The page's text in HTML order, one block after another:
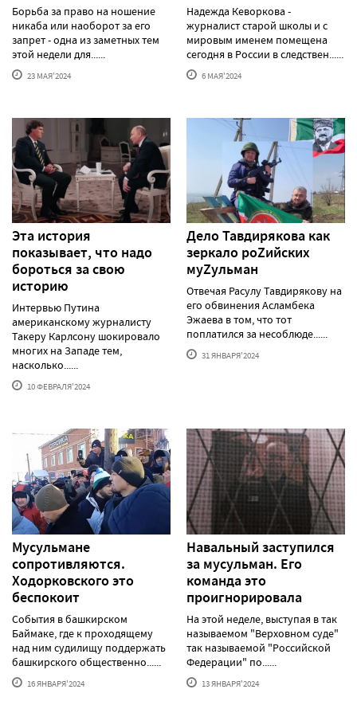
Борьба за право на ношение
никаба или наоборот за его
запрет - одна из заметных тем
этой недели для......
23 МАЯ'2024
Надежда Кеворкова -
журналист старой школы и с
мировым именем помещена
сегодня в России в следствен......
6 МАЯ'2024
Эта история
показывает, что надо
бороться за свою
историю
Интервью Путина
американскому журналисту
Такеру Карлсону шокировало
многих на Западе тем,
насколько......
10 ФЕВРАЛЯ'2024
Дело Тавдирякова как
зеркало роZийских
муZульман
Отвечая Расулу Тавдирякову на
его обвинения Асламбека
Эжаева в том, что тот
поплатился за несоблюде......
31 ЯНВАРЯ'2024
Мусульмане
сопротивляются.
Ходорковского это
беспокоит
События в башкирском
Баймаке, где к проходящему
над ним судилищу поддержать
башкирского общественно......
16 ЯНВАРЯ'2024
Навальный заступился
за мусульман. Его
команда это
проигнорировала
На этой неделе, выступая в так
называемом "Верховном суде"
так называемой "Российской
Федерации" по......
13 ЯНВАРЯ'2024